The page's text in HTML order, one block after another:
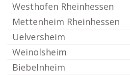
Westhofen Rheinhessen
Mettenheim Rheinhessen
Uelversheim
Weinolsheim
Biebelnheim